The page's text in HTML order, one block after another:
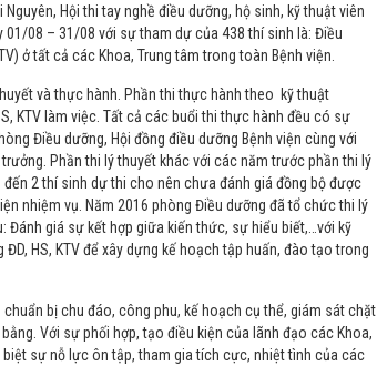
Nguyên, Hội thi tay nghề điều dưỡng, hộ sinh, kỹ thuật viên
08 – 31/08 với sự tham dự của 438 thí sinh là: Điều
ở tất cả các Khoa, Trung tâm trong toàn Bệnh viện.
và thực hành. Phần thi thực hành theo kỹ thuật
KTV làm việc. Tất cả các buổi thi thực hành đều có sự
Điều dưỡng, Hội đồng điều dưỡng Bệnh viện cùng với
trưởng. Phần thi lý thuyết khác với các năm trước phần thi lý
2 thí sinh dự thi cho nên chưa đánh giá đồng bộ được
nhiệm vụ. Năm 2016 phòng Điều dưỡng đã tổ chức thi lý
Đánh giá sự kết hợp giữa kiến thức, sự hiểu biết,…với kỹ
HS, KTV để xây dựng kế hoạch tập huấn, đào tạo trong
bị chu đáo, công phu, kế hoạch cụ thể, giám sát chặt
Với sự phối hợp, tạo điều kiện của lãnh đạo các Khoa,
biệt sự nỗ lực ôn tập, tham gia tích cực, nhiệt tình của các